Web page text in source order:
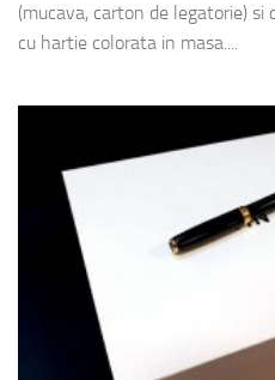
(mucava, carton de legatorie)
cu hartie colorata in masa....